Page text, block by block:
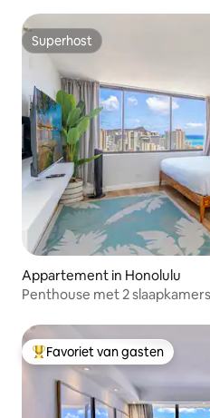
Superhost
Superhost
Appartement in Honolulu
Penthouse met 2
Topfavoriet van gasten
Favoriet van gasten